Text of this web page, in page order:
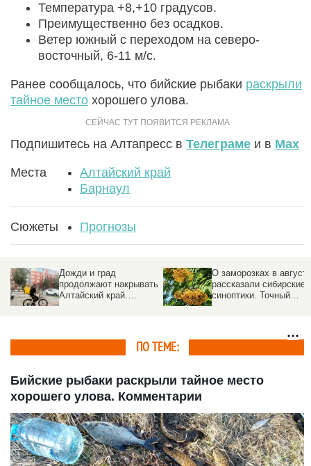
Температура +8,+10 градусов.
Преимущественно без осадков.
Ветер южный с переходом на северо-
восточный, 6-11 м/с.
Ранее сообщалось, что бийские рыбаки раскрыли
тайное место хорошего улова.
Подпишитесь на Алтапресс в Телеграме и в Max
Места
Алтайский край
Барнаул
Сюжеты Прогнозы
Дожди и град
продолжают накрывать
Алтайский край.
О заморозках в августе
рассказали сибирские
синоптики. Точный
ПО ТЕМЕ:
Бийские рыбаки раскрыли тайное место
хорошего улова. Комментарии